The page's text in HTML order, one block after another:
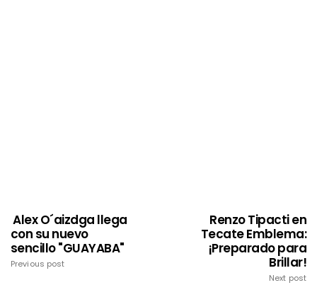
Alex O´aizdga llega
con su nuevo
sencillo "GUAYABA"
Previous post
Renzo Tipacti en
Tecate Emblema:
¡Preparado para
Brillar!
Next post